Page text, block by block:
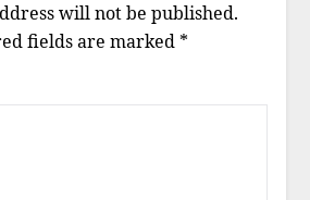
will not be published.
fields are marked *